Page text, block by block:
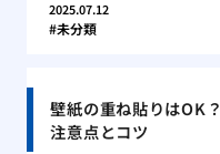
2025.07.12
未分類
壁紙の重ね貼りはOK？
注意点とコツ